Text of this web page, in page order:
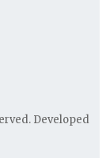
Developed